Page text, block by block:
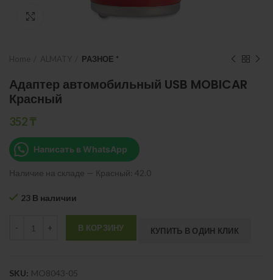
Нажмите, чтобы увеличить
РАЗНОЕ *
Адаптер автомобильный USB MOBICAR
Красный
352₸
Написать в WhatsApp
Наличие на складе — Красный: 42.0
23 В наличии
В КОРЗИНУ КУПИТЬ В ОДИН КЛИК
SKU: MO8043-05